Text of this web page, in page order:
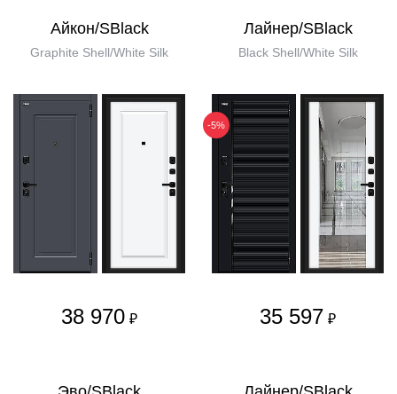
Айкон/SBlack
Graphite Shell/White Silk
38 970 ₽
Лайнер/SBlack
Black Shell/White Silk
-5%
35 597 ₽